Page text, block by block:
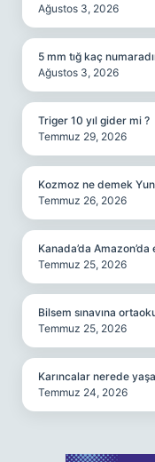
Ağustos 3, 2026
5 mm tığ kaç
Ağustos 3, 2026
Triger 10 yıl gider mi ?
Temmuz 29, 2026
Kozmoz ne demek
Temmuz 26, 2026
Kanada’da
Temmuz 25, 2026
Bilsem sınavına
Temmuz 25, 2026
Karıncalar nerede
Temmuz 24, 2026